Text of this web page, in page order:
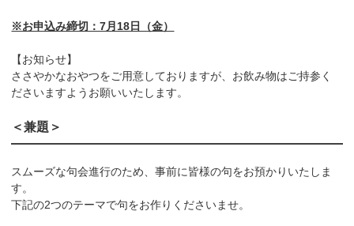
※お申込み締切：7月18日（金）
【お知らせ】
ささやかなおやつをご用意しておりますが、お飲み物はご持参く
ださいますようお願いいたします。
＜兼題＞
スムーズな句会進行のため、事前に皆様の句をお預かりいたしま
す。
下記の2つのテーマで句をお作りくださいませ。